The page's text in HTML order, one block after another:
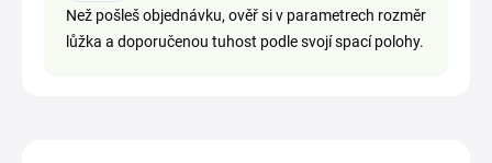
Než pošleš objednávku, ověř si v parametrech rozměr
lůžka a doporučenou tuhost podle svojí spací polohy.